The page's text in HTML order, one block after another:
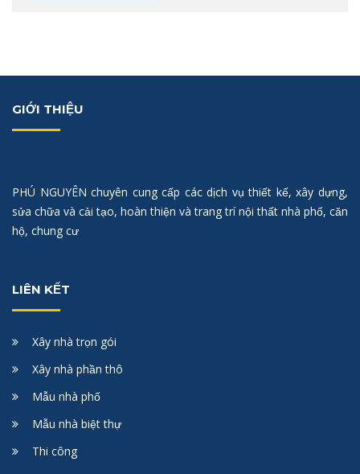
GIỚI THIỆU
PHÚ NGUYÊN chuyên cung cấp các dịch vụ thiết kế, xây dựng,
sửa chữa và cải tạo, hoàn thiện và trang trí nội thất nhà phố, căn
hộ, chung cư
LIÊN KẾT
Xây nhà trọn gói
Xây nhà phần thô
Mẫu nhà phố
Mẫu nhà biệt thự
Thi công